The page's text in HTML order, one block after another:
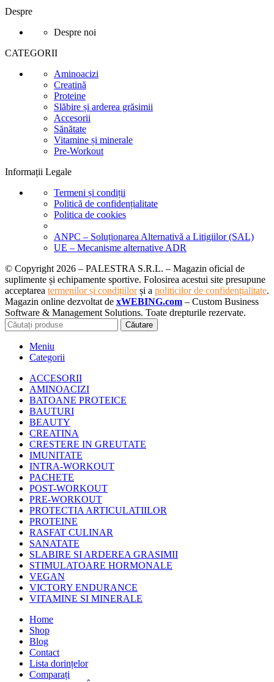
Despre
Despre noi
CATEGORII
Aminoacizi
Creatină
Proteine
Slăbire și arderea grăsimii
Accesorii
Sănătate
Vitamine și minerale
Pre-Workout
Informații Legale
Termeni și condiții
Politică de confidențialitate
Politica de cookies
ANPC – Soluționarea Alternativă a Litigiilor (SAL)
UE – Mecanisme alternative ADR
© Copyright 2026 – PALESTRA S.R.L. – Magazin oficial de
suplimente și echipamente sportive. Folosirea acestui site presupune
acceptarea termenilor și condițiilorși a politicilor de confidențialitate.
Magazin online dezvoltat de xWEBING.com – Custom Business
Software & Management Solutions. Toate drepturile rezervate.
Căutare
Meniu
Categorii
ACCESORII
AMINOACIZI
BATOANE PROTEICE
BAUTURI
BEAUTY
CREATINA
CRESTERE IN GREUTATE
IMUNITATE
INTRA-WORKOUT
PACHETE
POST-WORKOUT
PRE-WORKOUT
PROTECTIA ARTICULATIILOR
PROTEINE
RASFAT CULINAR
SANATATE
SLABIRE SI ARDEREA GRASIMII
STIMULATOARE HORMONALE
VEGAN
VICTORY ENDURANCE
VITAMINE SI MINERALE
Home
Shop
Blog
Contact
Lista dorințelor
Comparați